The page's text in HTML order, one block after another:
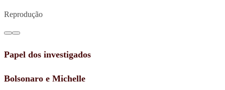
Reprodução
Papel dos investigados
Bolsonaro e Michelle